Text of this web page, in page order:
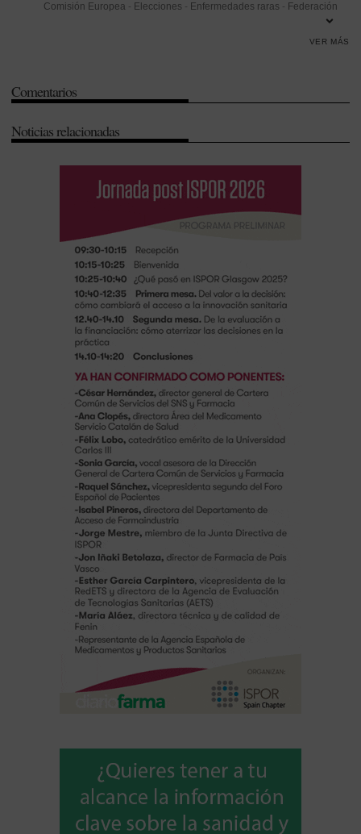
Comisión Europea - Elecciones - Enfermedades raras - Federación
VER MÁS
Comentarios
Noticias relacionadas